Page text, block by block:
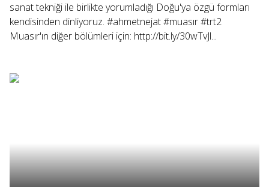
sanat tekniği ile birlikte yorumladığı Doğu'ya özgü formları
kendisinden dinliyoruz. #ahmetnejat #muasır #trt2
Muasır'ın diğer bölümleri için: http://bit.ly/30wTvJl...